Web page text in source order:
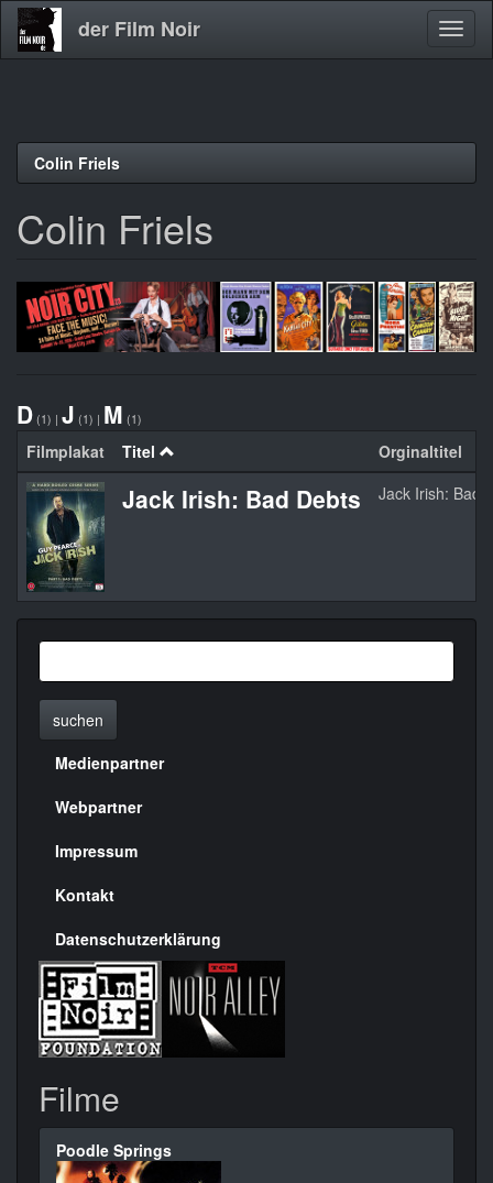
Direkt
der Film Noir
Colin Friels
Colin Friels
D (1) | J (1) | M (1)
Filmplakat Titel Orginaltitel
Jack Irish: Bad Debts Jack Irish: Bad
suchen
Menülinks
rechte
Seite
Medienpartner
Webpartner
Impressum
Kontakt
Datenschutzerklärung
Filme
Poodle Springs